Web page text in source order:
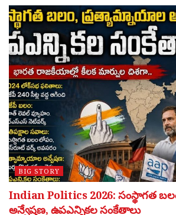
BIG STORY
Indian Politics 2026: సంస్థాగత
అన్వేషణ, ఉపఎన్నికల సంకేతాలు